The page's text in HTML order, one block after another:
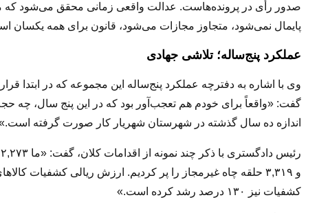
صدور رأی در پرونده‌هاست. عدالت واقعی زمانی محقق می‌شود که
پایمال نمی‌شود، متجاوز مجازات می‌شود، قانون برای همه
عملکرد پنج‌ساله؛ تلاشی جهادی
گفت: «واقعاً برای خودم هم تعجب‌آور بود که در این پنج سال، چه
اندازه ده سال گذشته در شهرستان شهریار کار صورت گرفته
کشفیات نیز ۱۳۰ درصد رشد کرده است.»